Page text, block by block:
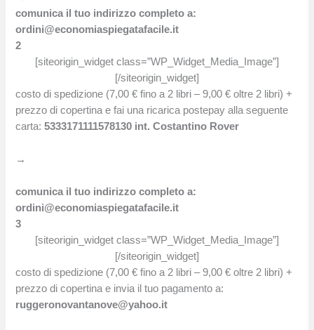
comunica il tuo indirizzo completo a:
ordini@economiaspiegatafacile.it
2
[siteorigin_widget class=”WP_Widget_Media_Image”]
[/siteorigin_widget]
costo di spedizione (7,00 € fino a 2 libri – 9,00 € oltre 2 libri) +
prezzo di copertina e fai una ricarica postepay alla seguente
carta: 5333171111578130 int. Costantino Rover
→
comunica il tuo indirizzo completo a:
ordini@economiaspiegatafacile.it
3
[siteorigin_widget class=”WP_Widget_Media_Image”]
[/siteorigin_widget]
costo di spedizione (7,00 € fino a 2 libri – 9,00 € oltre 2 libri) +
prezzo di copertina e invia il tuo pagamento a:
ruggeronovantanove@yahoo.it